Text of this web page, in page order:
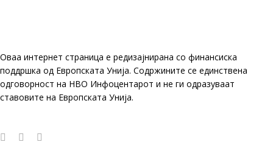
Оваа интернет страница е редизајнирана со финансиска
поддршка од Европската Унија. Содржините се единствена
одговорност на НВО Инфоцентарот и не ги одразуваат
ставовите на Европската Унија.